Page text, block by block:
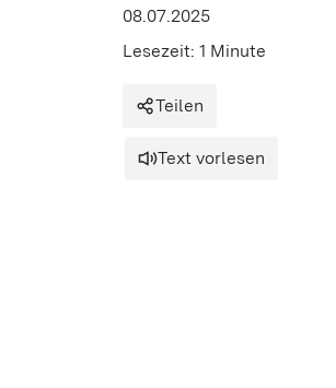
08.07.2025
Lesezeit: 1 Minute
Teilen
Text vorlesen